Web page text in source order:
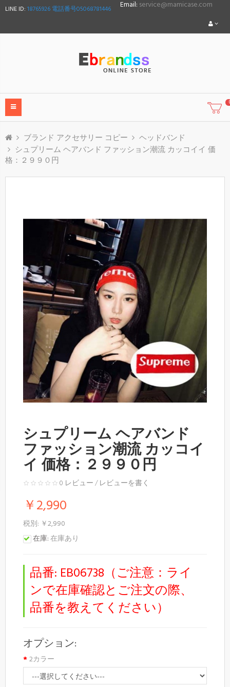
LINE ID: 18765926 電話番号05068781446 Email: service@mamicase.com
ブランド アクセサリー コピー
ヘッドバンド
シュプリーム ヘアバンド ファッション潮流 カッコイイ 価
格：２９９０円
シュプリーム ヘアバンド
ファッション潮流 カッコイ
イ 価格：２９９０円
0 レビュー/レビューを書く
￥2,990
税別: ￥2,990
在庫:在庫あり
品番: EB06738（ご注意：ライ
ンで在庫確認とご注文の際、
品番を教えてください）
オプション:
2カラー